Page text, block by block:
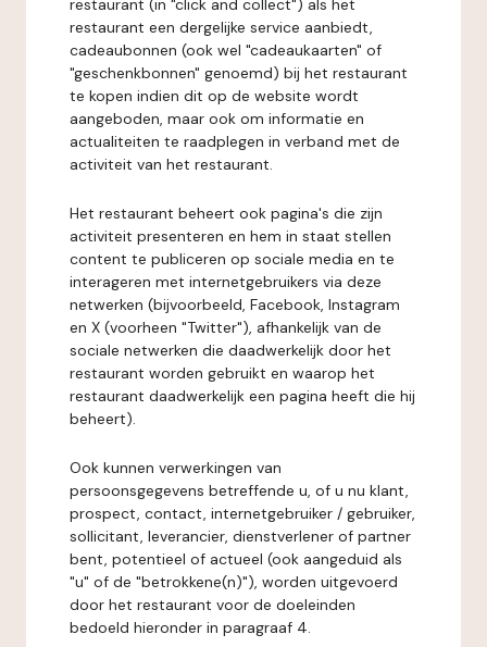
restaurant (in "click and collect") als het
restaurant een dergelijke service aanbiedt,
cadeaubonnen (ook wel "cadeaukaarten" of
"geschenkbonnen" genoemd) bij het restaurant
te kopen indien dit op de website wordt
aangeboden, maar ook om informatie en
actualiteiten te raadplegen in verband met de
activiteit van het restaurant.
Het restaurant beheert ook pagina's die zijn
activiteit presenteren en hem in staat stellen
content te publiceren op sociale media en te
interageren met internetgebruikers via deze
netwerken (bijvoorbeeld, Facebook, Instagram
en X (voorheen "Twitter"), afhankelijk van de
sociale netwerken die daadwerkelijk door het
restaurant worden gebruikt en waarop het
restaurant daadwerkelijk een pagina heeft die hij
beheert).
Ook kunnen verwerkingen van
persoonsgegevens betreffende u, of u nu klant,
prospect, contact, internetgebruiker / gebruiker,
sollicitant, leverancier, dienstverlener of partner
bent, potentieel of actueel (ook aangeduid als
"u" of de "betrokkene(n)"), worden uitgevoerd
door het restaurant voor de doeleinden
bedoeld hieronder in paragraaf 4.